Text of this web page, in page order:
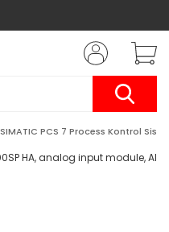
SIMATIC PCS 7 Process Kontrol